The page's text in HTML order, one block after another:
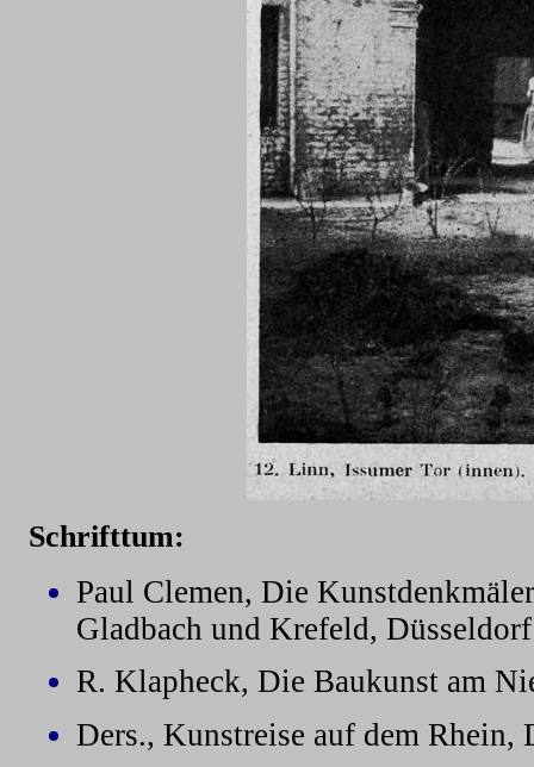
Schrifttum:
Paul Clemen, Die
Gladbach und Krefeld,
R. Klapheck, Die Baukunst am
Ders., Kunstreise auf dem